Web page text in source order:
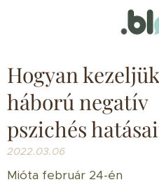
Hogyan
háború negatív
pszichés
2022.03.06
Mióta február 24-én